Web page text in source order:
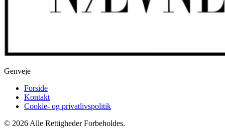
Genveje
Forside
Kontakt
Cookie- og privatlivspolitik
© 2026 Alle Rettigheder Forbeholdes.